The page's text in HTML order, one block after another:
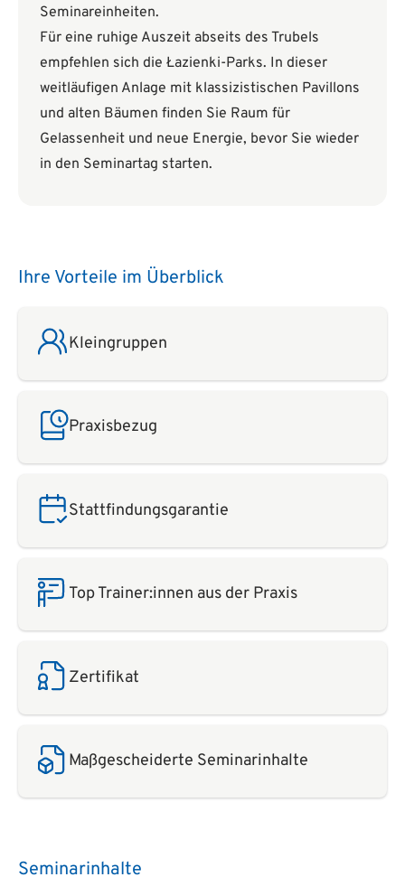
Seminareinheiten.
Für eine ruhige Auszeit abseits des Trubels
empfehlen sich die Łazienki-Parks. In dieser
weitläufigen Anlage mit klassizistischen Pavillons
und alten Bäumen finden Sie Raum für
Gelassenheit und neue Energie, bevor Sie wieder
in den Seminartag starten.
Ihre Vorteile im Überblick
Kleingruppen
Praxisbezug
Stattfindungsgarantie
Top Trainer:innen aus der Praxis
Zertifikat
Maßgescheiderte Seminarinhalte
Seminarinhalte